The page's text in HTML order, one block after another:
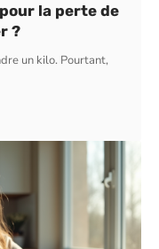
la perte de
?
un kilo. Pourtant,